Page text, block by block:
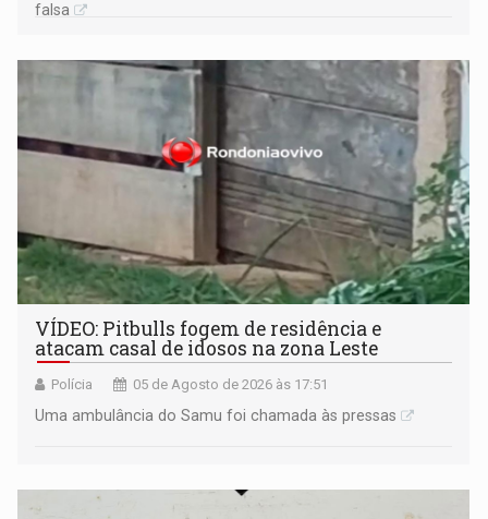
falsa
VÍDEO: Pitbulls fogem de residência e
atacam casal de idosos na zona Leste
Polícia 05 de Agosto de 2026 às 17:51
Uma ambulância do Samu foi chamada às pressas